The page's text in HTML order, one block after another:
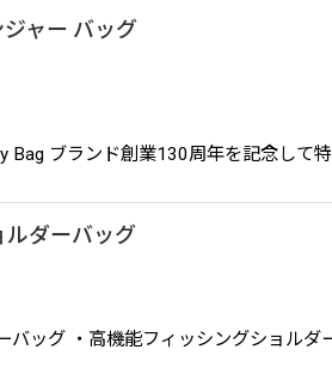
ャー バッグ
Bag ブランド創業130周年を記念して
ルダーバッグ
バッグ ・高機能フィッシングショル